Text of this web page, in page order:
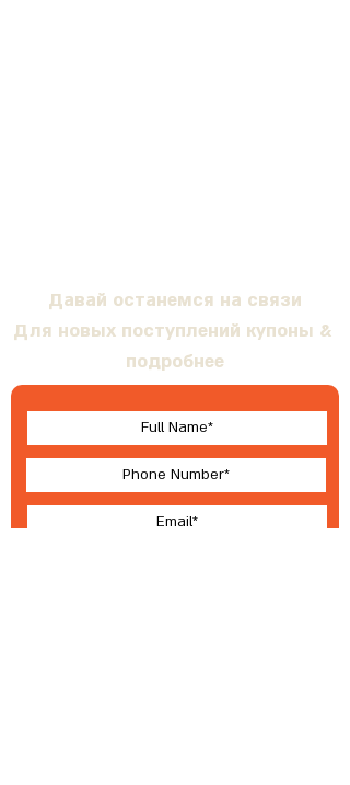
Давай останемся на связи
Для новых поступлений купоны &
подробнее